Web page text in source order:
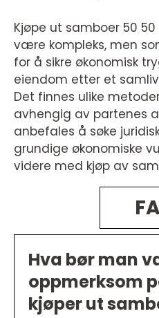
Kjøpe ut samboer 50
være kompleks, men
for å sikre økonomisk
eiendom etter et
Det finnes ulike
avhengig av partenes
anbefales å søke
grundige økonomiske
videre med kjøp av
Hva bør man
oppmerksom
kjøper ut